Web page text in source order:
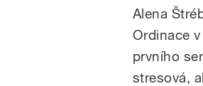
Alena
Ordinace
prvního
stresová,